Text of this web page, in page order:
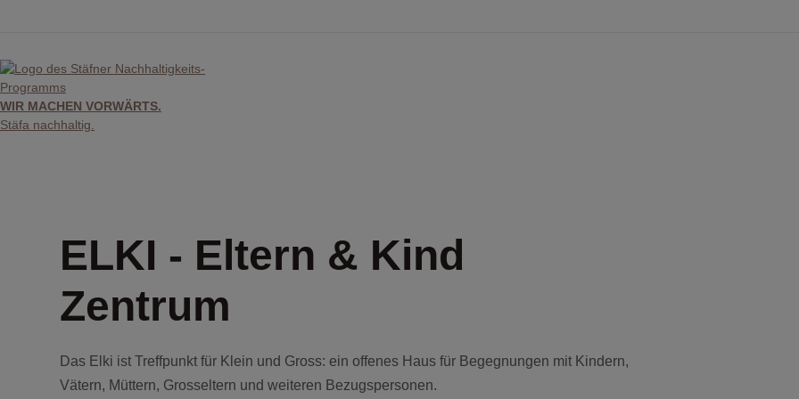
content
WIR MACHEN VORWÄRTS.
Stäfa nachhaltig.
ELKI - Eltern & Kind
Zentrum
Das Elki ist Treffpunkt für Klein und Gross: ein offenes Haus für Begegnungen mit Kindern,
Vätern, Müttern, Grosseltern und weiteren Bezugspersonen.